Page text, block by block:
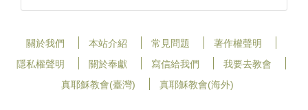
關於我們 本站介紹 常見問題
著作權聲明
隱私權聲明
關於奉獻 寫信給我們
我要去教會
真耶穌教會(臺灣)
真耶穌教會(海外)